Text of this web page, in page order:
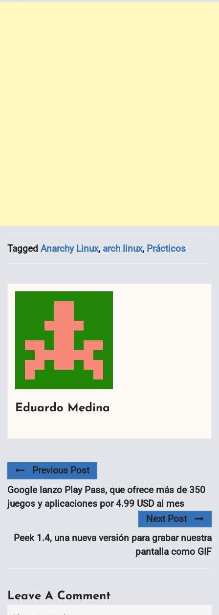
Tagged Anarchy Linux, arch linux, Prácticos
Eduardo Medina
Previous Post
Google lanzo Play Pass, que ofrece más de 350
juegos y aplicaciones por 4.99 USD al mes
Next Post
Peek 1.4, una nueva versión para grabar nuestra
pantalla como GIF
Leave A Comment